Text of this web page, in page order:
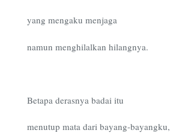
yang mengaku menjaga
namun menghilalkan hilangnya.
Betapa derasnya badai itu
menutup mata dari bayang-bayangku,